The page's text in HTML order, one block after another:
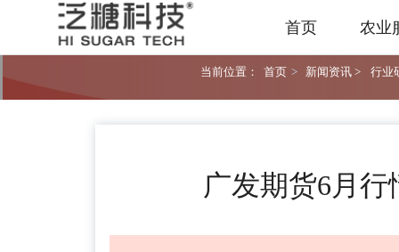
首页 农业
当前位置： 首页 > 新闻资讯 > 行业
广发期货6月